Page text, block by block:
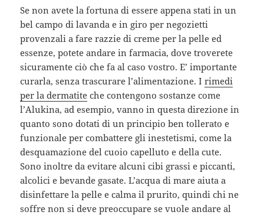
Se non avete la fortuna di essere appena stati in un
bel campo di lavanda e in giro per negozietti
provenzali a fare razzie di creme per la pelle ed
essenze, potete andare in farmacia, dove troverete
sicuramente ciò che fa al caso vostro. E’ importante
curarla, senza trascurare l’alimentazione. Irimedi
per la dermatite che contengono sostanze come
l’Alukina, ad esempio, vanno in questa direzione in
quanto sono dotati di un principio ben tollerato e
funzionale per combattere gli inestetismi, come la
desquamazione del cuoio capelluto e della cute.
Sono inoltre da evitare alcuni cibi grassi e piccanti,
alcolici e bevande gasate. L’acqua di mare aiuta a
disinfettare la pelle e calma il prurito, quindi chi ne
soffre non si deve preoccupare se vuole andare al